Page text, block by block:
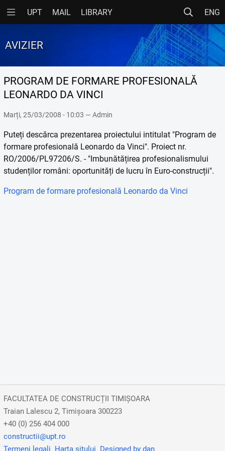
UPT MAIL LIBRARY ENG
AVIZIER
PROGRAM DE FORMARE PROFESIONALĂ
LEONARDO DA VINCI
Marți, 25/03/2008 - 10:03 — Admin
Puteți descărca prezentarea proiectului intitulat "Program de
formare profesională Leonardo da Vinci". Proiect nr.
RO/2006/PL97206/S. - "Imbunătățirea profesionalismului
studenților români: oportunități de lucru în Euro-construcții".
Program de formare profesională Leonardo da Vinci
FACULTATEA DE CONSTRUCȚII TIMIȘOARA
Traian Lalescu 2, Timișoara 300223
+40 (0) 256 404 000
constructii@upt.ro
Termeni legali Harta sitului Designed by dan